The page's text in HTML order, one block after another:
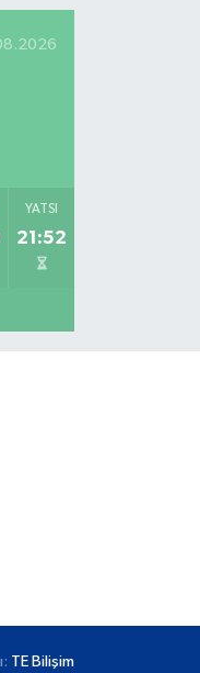
YATSI
21:52
TE Bilişim